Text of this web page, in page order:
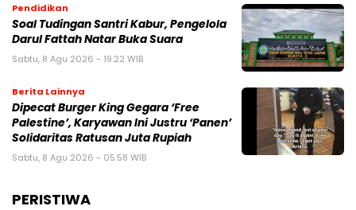
Pendidikan
Soal Tudingan Santri Kabur, Pengelola
Darul Fattah Natar Buka Suara
Sabtu, 8 Agu 2026 - 19:22 WIB
Berita Lainnya
Dipecat Burger King Gegara ‘Free
Palestine’, Karyawan Ini Justru ‘Panen’
Solidaritas Ratusan Juta Rupiah
Sabtu, 8 Agu 2026 - 05:58 WIB
PERISTIWA